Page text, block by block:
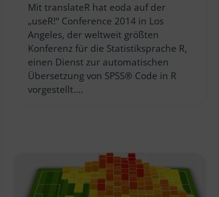
Mit translateR hat eoda auf der
„useR!“ Conference 2014 in Los
Angeles, der weltweit größten
Konferenz für die Statistiksprache R,
einen Dienst zur automatischen
Übersetzung von SPSS® Code in R
vorgestellt.…